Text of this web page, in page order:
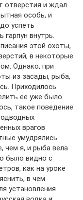
отверстия и ждал.
особь, и
успеть
внутрь.
этой охоты,
в некоторые
Однако, при
из засады, рыба,
Приходилось
ее уже было
такое поведение
врагов
умудрялись
чем я, и рыба вела
было видно с
как на уроке
в чем
установления